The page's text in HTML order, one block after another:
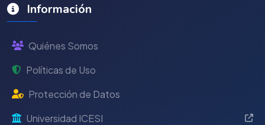
Información
Quiénes Somos
Políticas de Uso
Protección de Datos
Universidad ICESI